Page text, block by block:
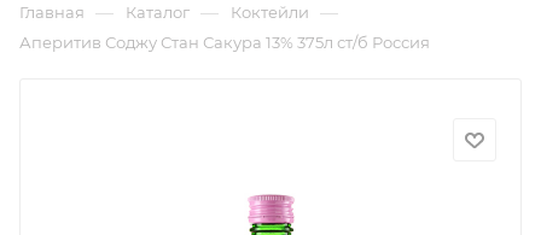
Главная — Каталог — Коктейли —
Аперитив Соджу Стан Сакура 13% 375л ст/б Россия